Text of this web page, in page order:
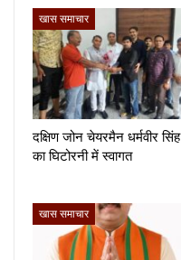
खास समाचार
दक्षिण जोन चेयरमैन धर्मवीर सिंह
का घिटोरनी में स्वागत
खास समाचार